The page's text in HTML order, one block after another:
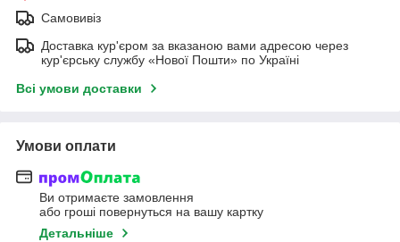
Самовивіз
Доставка кур'єром за вказаною вами адресою через
кур'єрську службу «Нової Пошти» по Україні
Всі умови доставки
Умови оплати
Ви отримаєте замовлення
або гроші повернуться на вашу картку
Детальніше